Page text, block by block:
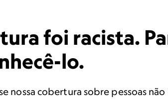
foi racista.
lo.
nossa cobertura sobre pessoas